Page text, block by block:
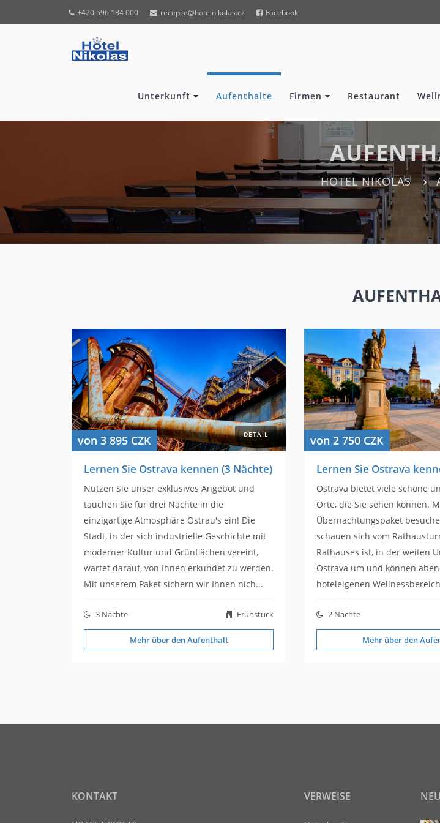
+420 596 134 000 recepce@hotelnikolas.cz Facebook
Unterkunft Aufenthalte Firmen Restaurant
HOTEL NIKOLAS
von 3 895 CZK DETAIL
Lernen Sie Ostrava kennen (3 Nächte)
Nutzen Sie unser exklusives Angebot und
tauchen Sie für drei Nächte in die
einzigartige Atmosphäre Ostrau's ein! Die
Stadt, in der sich industrielle Geschichte mit
moderner Kultur und Grünflächen vereint,
wartet darauf, von Ihnen erkundet zu werden.
Mit unserem Paket sichern wir Ihnen nich...
3 Nächte Frühstück
Mehr über den Aufenthalt
von 2 750 CZK
Lernen Sie Ostrava
Ostrava bietet viele schöne
Orte, die Sie sehen können.
Übernachtungspaket
schauen sich vom
Rathauses ist, in der weiten
Ostrava um und können
hoteleigenen
2 Nächte
Mehr über den
KONTAKT VERWEISE